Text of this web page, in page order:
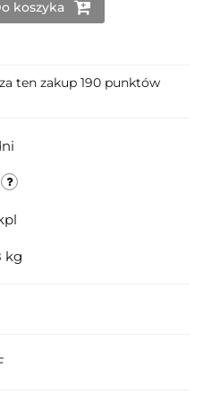
koszyka
ten zakup 190 punktów
kg